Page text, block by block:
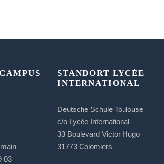
03
STANDORT LYCÉE
INTERNATIONAL
Deutsche Schule Toulouse
c/o Lycée International
33 Boulevard Victor Hugo
31773 Colomiers